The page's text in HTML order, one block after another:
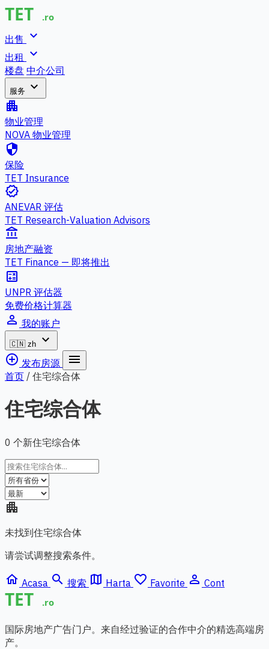
出售 expand_more
出租 expand_more
楼盘 中介公司
服务 expand_more
apartment
物业管理
NOVA 物业管理
security
保险
TET Insurance
verified
ANEVAR 评估
TET Research-Valuation Advisors
account_balance
房地产融资
TET Finance — 即将推出
calculate
UNPR 评估器
免费价格计算器
person_outline 我的账户
🇨🇳 zh
expand_more
add_circle_outline 发布房源 menu
首页 / 住宅综合体
住宅综合体
0 个新住宅综合体
apartment
未找到住宅综合体
请尝试调整搜索条件。
home Acasa search 搜索 map Harta favorite_border Favorite person_outline Cont
国际房地产广告门户。来自经过验证的合作中介的精选高端房
产。